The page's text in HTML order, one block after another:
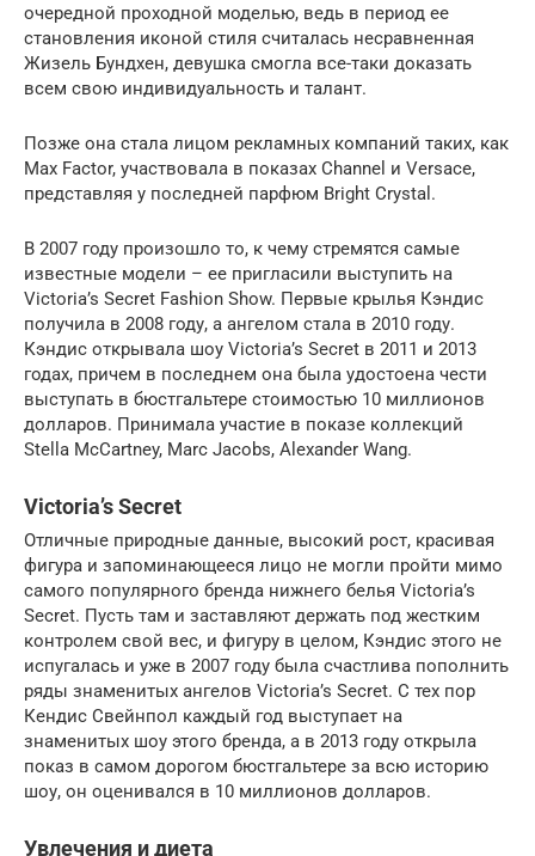
очередной проходной моделью, ведь в период ее
становления иконой стиля считалась несравненная
Жизель Бундхен, девушка смогла все-таки доказать
всем свою индивидуальность и талант.
Позже она стала лицом рекламных компаний таких, как
Max Factor, участвовала в показах Channel и Versace,
представляя у последней парфюм Bright Crystal.
В 2007 году произошло то, к чему стремятся самые
известные модели – ее пригласили выступить на
Victoria’s Secret Fashion Show. Первые крылья Кэндис
получила в 2008 году, а ангелом стала в 2010 году.
Кэндис открывала шоу Victoria’s Secret в 2011 и 2013
годах, причем в последнем она была удостоена чести
выступать в бюстгальтере стоимостью 10 миллионов
долларов. Принимала участие в показе коллекций
Stella McCartney, Marc Jacobs, Alexander Wang.
Victoria’s Secret
Отличные природные данные, высокий рост, красивая
фигура и запоминающееся лицо не могли пройти мимо
самого популярного бренда нижнего белья Victoria’s
Secret. Пусть там и заставляют держать под жестким
контролем свой вес, и фигуру в целом, Кэндис этого не
испугалась и уже в 2007 году была счастлива пополнить
ряды знаменитых ангелов Victoria’s Secret. С тех пор
Кендис Свейнпол каждый год выступает на
знаменитых шоу этого бренда, а в 2013 году открыла
показ в самом дорогом бюстгальтере за всю историю
шоу, он оценивался в 10 миллионов долларов.
Увлечения и диета